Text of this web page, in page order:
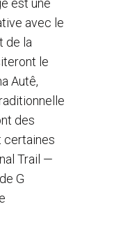
est une
avec le
de la
le
Autê,
des
certaines
Trail —
G